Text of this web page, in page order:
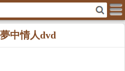
中情人dvd